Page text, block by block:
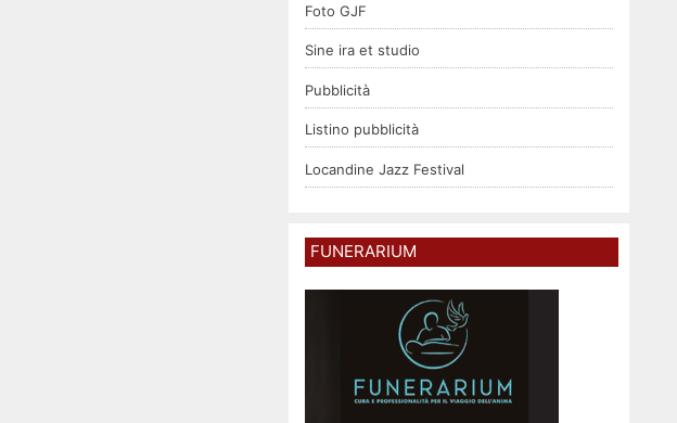
Foto GJF
Sine ira et studio
Pubblicità
Listino pubblicità
Locandine Jazz Festival
FUNERARIUM